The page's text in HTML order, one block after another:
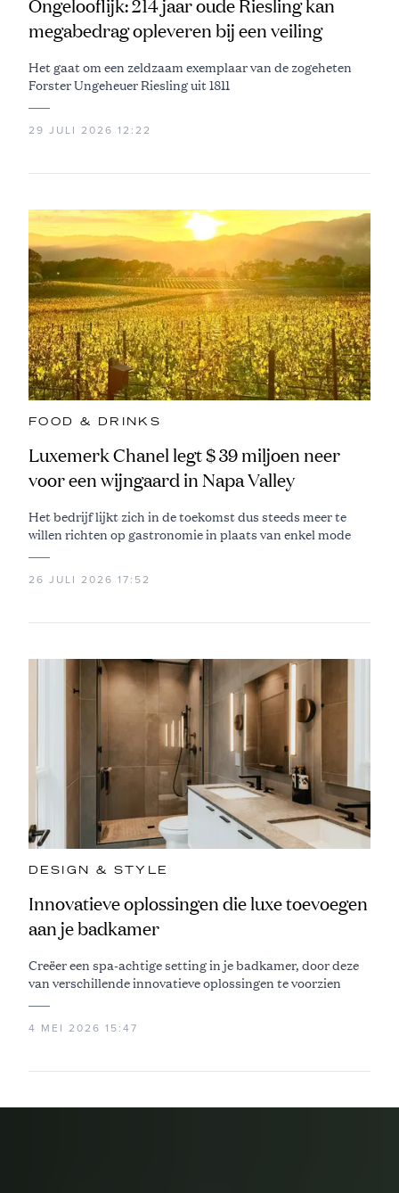
Ongelooflijk: 214 jaar oude Riesling kan
megabedrag opleveren bij een veiling
Het gaat om een zeldzaam exemplaar van de zogeheten
Forster Ungeheuer Riesling uit 1811
29 JULI 2026 12:22
FOOD & DRINKS
Luxemerk Chanel legt $ 39 miljoen neer
voor een wijngaard in Napa Valley
Het bedrijf lijkt zich in de toekomst dus steeds meer te
willen richten op gastronomie in plaats van enkel mode
26 JULI 2026 17:52
DESIGN & STYLE
Innovatieve oplossingen die luxe toevoegen
aan je badkamer
Creëer een spa-achtige setting in je badkamer, door deze
van verschillende innovatieve oplossingen te voorzien
4 MEI 2026 15:47